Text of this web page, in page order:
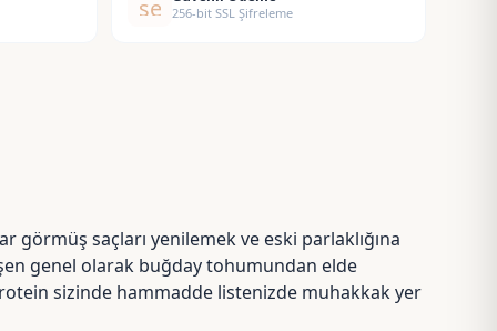
security
256-bit SSL Şifreleme
görmüş saçları yenilemek ve eski parlaklığına
genel olarak buğday tohumundan elde
sizinde hammadde listenizde muhakkak yer